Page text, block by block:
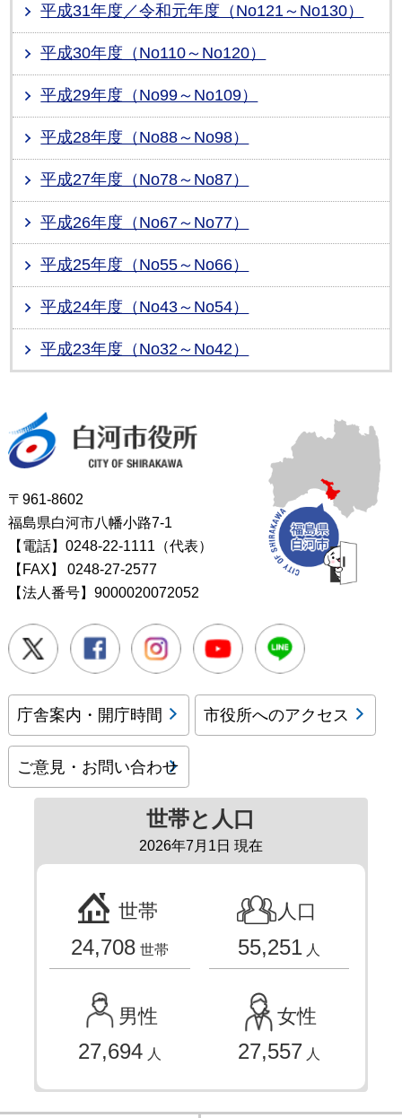
平成31年度／令和元年度（No121～No130）
平成30年度（No110～No120）
平成29年度（No99～No109）
平成28年度（No88～No98）
平成27年度（No78～No87）
平成26年度（No67～No77）
平成25年度（No55～No66）
平成24年度（No43～No54）
平成23年度（No32～No42）
〒961-8602
福島県白河市八幡小路7-1
【電話】0248-22-1111（代表）
【FAX】
0248-27-2577
【法人番号】9000020072052
Twitter FacebookInstagramYoutube
庁舎案内・開庁時間 市役所へのアクセス
ご意見・お問い合わせ
世帯と人口
2026年7月1日 現在
世帯
24,708 世帯
人口
55,251 人
男性
27,694 人
女性
27,557 人